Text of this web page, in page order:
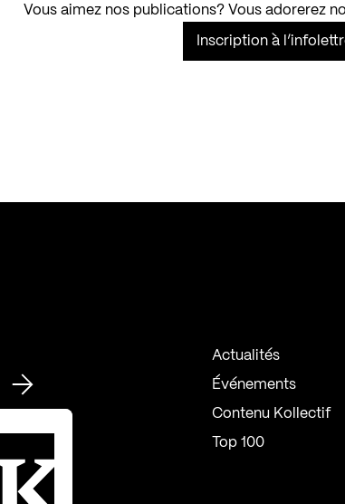
Vous aimez nos publications? Vous adorerez
Inscription à
Actualités
Événements
Contenu Kollectif
Top 100